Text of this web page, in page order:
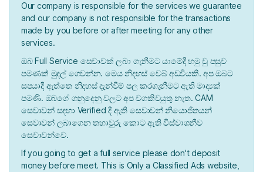
Our company is responsible for the services we guarantee
and our company is not responsible for the transactions
made by you before or after meeting for any other
services.
ඔබ Full Service සෙවාවක් ලබා ගැනීමට යාමේදී හමු වු පසුව
පමණක් මුදල් ගෙවන්න. මෙය නිදහස් වෙබ් අඩවියකි. අප ඔබට
සපයාදී ඇත්තෙ නිදහස් දැන්වීම් පල කරගැනීමට ඇති මාද්‍යක්
පමණි. ඔබගේ ගනුදෙනු වලට අප වගකිවයුතු නැත. CAM
සෙවාවන් සදහා Verified දී ඇති සෙවාවන් නියොජිතයන්
සෙවාවන් ලබාගෙන තහාවුරු කොට ඇති විස්වාශනීව
සෙවාවන්වෙ.
If you going to get a full service please don't deposit
money before meet. This is Only a Classified Ads website,